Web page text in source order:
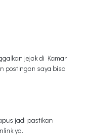
jejak di Kamar
postingan saya bisa
jadi pastikan
ya.